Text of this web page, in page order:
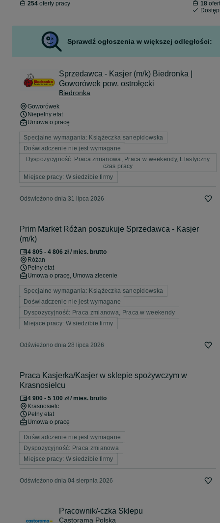
254oferty pracy
18
Sprawdź ogłoszenia w większej odległości:
Sprzedawca - Kasjer (m/k) Biedronka |
Goworówek pow. ostrołęcki
Biedronka
Goworówek
Niepełny etat
Umowa o pracę
Specjalne wymagania: Książeczka sanepidowska
Doświadczenie nie jest wymagane
Dyspozycyjność: Praca zmianowa, Praca w weekendy, Elastyczny
czas pracy
Miejsce pracy: W siedzibie firmy
Odświeżono dnia 31 lipca 2026
Prim Market Różan poszukuje Sprzedawca - Kasjer
(m/k)
4 805 - 4 806 zł / mies. brutto
Różan
Pełny etat
Umowa o pracę, Umowa zlecenie
Specjalne wymagania: Książeczka sanepidowska
Doświadczenie nie jest wymagane
Dyspozycyjność: Praca zmianowa, Praca w weekendy
Miejsce pracy: W siedzibie firmy
Odświeżono dnia 28 lipca 2026
Praca Kasjerka/Kasjer w sklepie spożywczym w
Krasnosielcu
4 900 - 5 100 zł / mies. brutto
Krasnosielc
Pełny etat
Umowa o pracę
Doświadczenie nie jest wymagane
Dyspozycyjność: Praca zmianowa
Miejsce pracy: W siedzibie firmy
Odświeżono dnia 04 sierpnia 2026
Pracownik/-czka Sklepu
Castorama Polska